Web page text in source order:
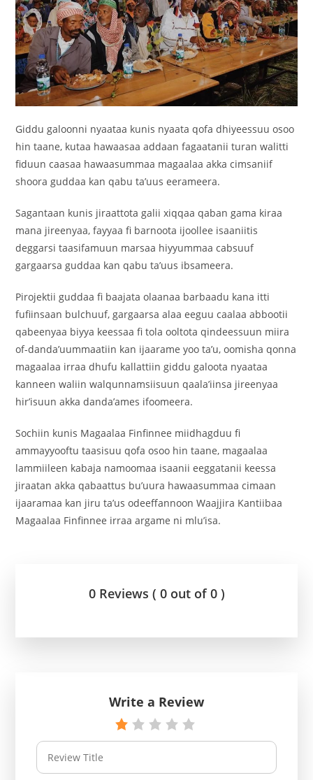
Giddu galoonni nyaataa kunis nyaata qofa dhiyeessuu osoo
hin taane, kutaa hawaasaa addaan fagaatanii turan walitti
fiduun caasaa hawaasummaa magaalaa akka cimsaniif
shoora guddaa kan qabu ta’uus eerameera.
Sagantaan kunis jiraattota galii xiqqaa qaban gama kiraa
mana jireenyaa, fayyaa fi barnoota ijoollee isaaniitis
deggarsi taasifamuun marsaa hiyyummaa cabsuuf
gargaarsa guddaa kan qabu ta’uus ibsameera.
Pirojektii guddaa fi baajata olaanaa barbaadu kana itti
fufiinsaan bulchuuf, gargaarsa alaa eeguu caalaa abbootii
qabeenyaa biyya keessaa fi tola ooltota qindeessuun miira
of-danda’uummaatiin kan ijaarame yoo ta’u, oomisha qonna
magaalaa irraa dhufu kallattiin giddu galoota nyaataa
kanneen waliin walqunnamsiisuun qaala’iinsa jireenyaa
hir’isuun akka danda’ames ifoomeera.
Sochiin kunis Magaalaa Finfinnee miidhagduu fi
ammayyooftu taasisuu qofa osoo hin taane, magaalaa
lammiileen kabaja namoomaa isaanii eeggatanii keessa
jiraatan akka qabaattus bu’uura hawaasummaa cimaan
ijaaramaa kan jiru ta’us odeeffannoon Waajjira Kantiibaa
Magaalaa Finfinnee irraa argame ni mlu’isa.
0 Reviews ( 0 out of 0 )
Write a Review